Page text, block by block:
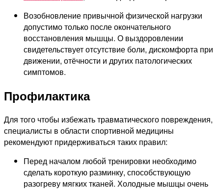
Возобновление привычной физической нагрузки
допустимо только после окончательного
восстановления мышцы. О выздоровлении
свидетельствует отсутствие боли, дискомфорта при
движении, отёчности и других патологических
симптомов.
Профилактика
Для того чтобы избежать травматического повреждения,
специалисты в области спортивной медицины
рекомендуют придерживаться таких правил:
Перед началом любой тренировки необходимо
сделать короткую разминку, способствующую
разогреву мягких тканей. Холодные мышцы очень